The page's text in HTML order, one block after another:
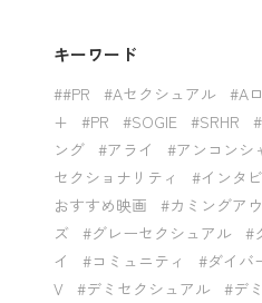
キーワード
##PR #Aセクシュアル #A
+
#PR #SOGIE #SRHR
ング #アライ #アンコンシ
セクショナリティ
#インタ
おすすめ映画
#カミングア
ズ #グレーセクシュアル #
イ
#コミュニティ #ダイバ
V
#デミセクシュアル #デ